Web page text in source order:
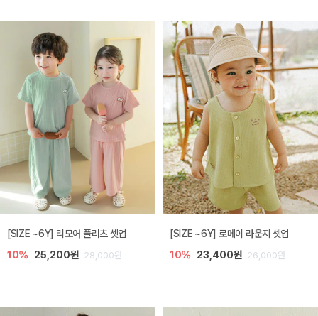
[SIZE ~6Y] 리모어 플리츠 셋업
10% 25,200원 28,000원
[SIZE ~6Y] 로메이 라운지 셋업
10% 23,400원 26,000원